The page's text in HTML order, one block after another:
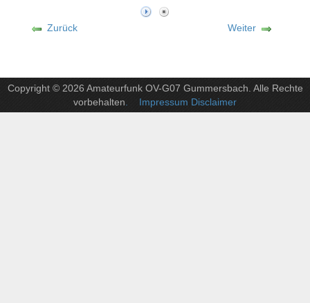
Zurück Weiter
Copyright © 2026 Amateurfunk OV-G07 Gummersbach. Alle Rechte
vorbehalten . Impressum Disclaimer